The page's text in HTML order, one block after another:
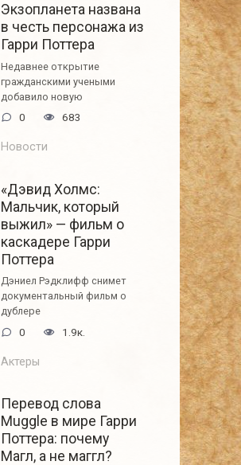
Экзопланета названа
в честь персонажа из
Гарри Поттера
Недавнее открытие
гражданскими учеными
добавило новую
0 683
Новости
«Дэвид Холмс:
Мальчик, который
выжил» — фильм о
каскадере Гарри
Поттера
Дэниел Рэдклифф снимет
документальный фильм о
дублере
0 1.9к.
Актеры
Перевод слова
Muggle в мире Гарри
Поттера: почему
Магл, а не маггл?